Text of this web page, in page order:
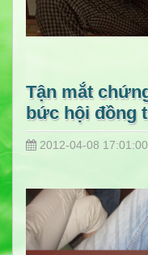
Tận mắt
bức hội đồng
2012-04-08 17:01:00